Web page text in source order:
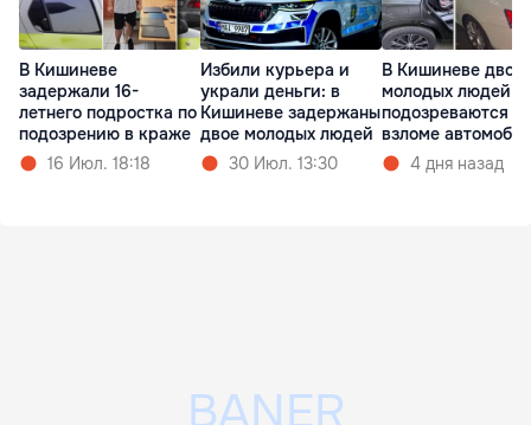
В Кишиневе
задержали 16-
летнего подростка по
подозрению в краже
16 Июл. 18:18
Избили курьера и
украли деньги: в
Кишиневе задержаны
двое молодых людей
30 Июл. 13:30
В Кишиневе двое
молодых людей
подозреваются во
взломе
4 дня назад